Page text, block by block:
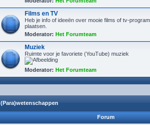
Films en TV
Heb je info of ideeën over mooie films of tv-
plaatsen.
Moderator: Het Forumteam
Muziek
Ruimte voor je favoriete (YouTube) muziek
Moderator: Het Forumteam
(Para)wetenschappen
Forum